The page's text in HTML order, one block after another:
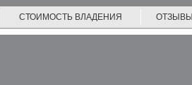
СТОИМОСТЬ ВЛАДЕНИЯ ОТЗЫВЫ